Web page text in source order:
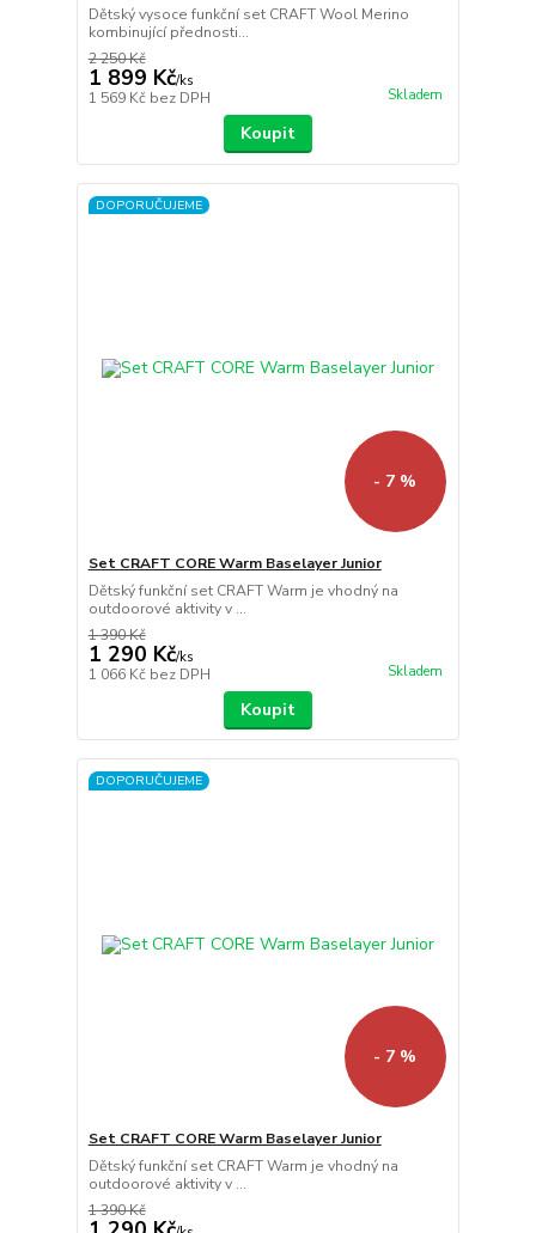
Dětský vysoce funkční set CRAFT Wool Merino
kombinující přednosti...
2 250 Kč
1 899 Kč/ks
1 569 Kč bez DPH Skladem
Koupit
DOPORUČUJEME
- 7 %
Set CRAFT CORE Warm Baselayer Junior
Dětský funkční set CRAFT Warm je vhodný na
outdoorové aktivity v ...
1 390 Kč
1 290 Kč/ks
1 066 Kč bez DPH Skladem
Koupit
DOPORUČUJEME
- 7 %
Set CRAFT CORE Warm Baselayer Junior
Dětský funkční set CRAFT Warm je vhodný na
outdoorové aktivity v ...
1 390 Kč